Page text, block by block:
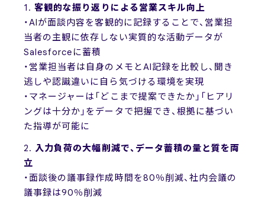
1.客観的な振り返りによる営業スキル向上
・AIが面談内容を客観的に記録することで、営業担
当者の主観に依存しない実質的な活動データが
Salesforceに蓄積
・営業担当者は自身のメモとAI記録を比較し、聞き
逃しや認識違いに自ら気づける環境を実現
・マネージャーは「どこまで提案できたか」「ヒアリ
ングは十分か」をデータで把握でき、根拠に基づい
た指導が可能に
2. 入力負荷の大幅削減で、データ蓄積の量と質を両
立
・面談後の議事録作成時間を80％削減、社内会議の
議事録は90％削減